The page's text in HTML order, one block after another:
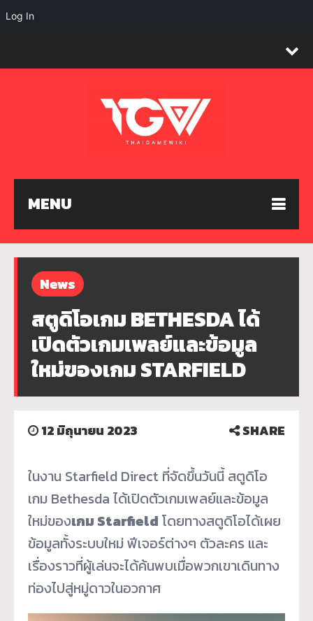
MENU
News
สตูดิโอเกม BETHESDA ได้
เปิดตัวเกมเพลย์และข้อมูล
ใหม่ของเกม STARFIELD
12 มิถุนายน 2023 SHARE
ในงาน Starfield Direct ที่จัดขึ้นวันนี้ สตูดิโอ
เกม Bethesda ได้เปิดตัวเกมเพลย์และข้อมูล
ใหม่ของเกม Starfield โดยทางสตูดิโอได้เผย
ข้อมูลทั้งระบบใหม่ ฟีเจอร์ต่างๆ ตัวละคร และ
เรื่องราวที่ผู้เล่นจะได้ค้นพบเมื่อพวกเขาเดินทาง
ท่องไปสู่หมู่ดาวในอวกาศ
Log In